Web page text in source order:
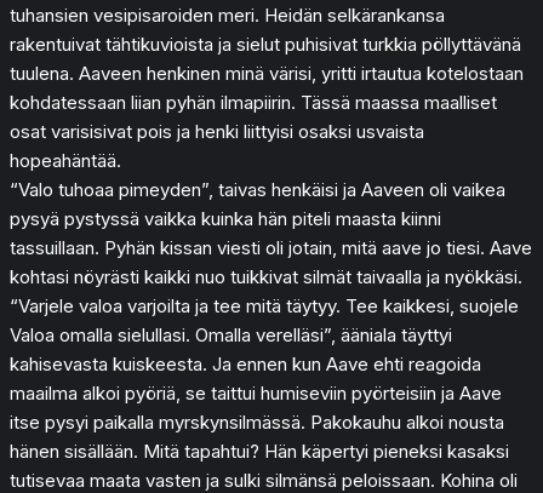
tuhansien vesipisaroiden meri. Heidän selkärankansa
rakentuivat tähtikuvioista ja sielut puhisivat turkkia pöllyttävänä
tuulena. Aaveen henkinen minä värisi, yritti irtautua kotelostaan
kohdatessaan liian pyhän ilmapiirin. Tässä maassa maalliset
osat varisisivat pois ja henki liittyisi osaksi usvaista
hopeahäntää.
“Valo tuhoaa pimeyden”, taivas henkäisi ja Aaveen oli vaikea
pysyä pystyssä vaikka kuinka hän piteli maasta kiinni
tassuillaan. Pyhän kissan viesti oli jotain, mitä aave jo tiesi. Aave
kohtasi nöyrästi kaikki nuo tuikkivat silmät taivaalla ja nyökkäsi.
“Varjele valoa varjoilta ja tee mitä täytyy. Tee kaikkesi, suojele
Valoa omalla sielullasi. Omalla verelläsi”, ääniala täyttyi
kahisevasta kuiskeesta. Ja ennen kun Aave ehti reagoida
maailma alkoi pyöriä, se taittui humiseviin pyörteisiin ja Aave
itse pysyi paikalla myrskynsilmässä. Pakokauhu alkoi nousta
hänen sisällään. Mitä tapahtui? Hän käpertyi pieneksi kasaksi
tutisevaa maata vasten ja sulki silmänsä peloissaan. Kohina oli